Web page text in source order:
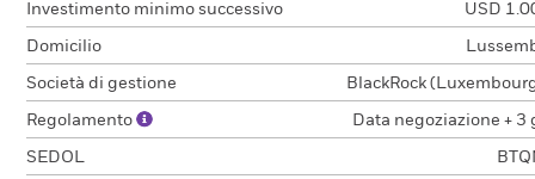
Investimento minimo successivo USD
Domicilio
Società di gestione BlackRock
Regolamento Data negoziazione + 3
SEDOL